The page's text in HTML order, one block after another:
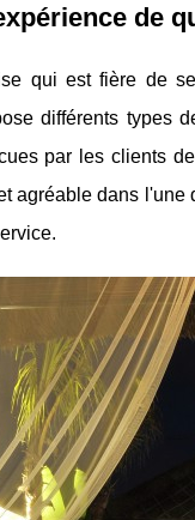
de
qui est fière de
différents types
par les clients
agréable dans